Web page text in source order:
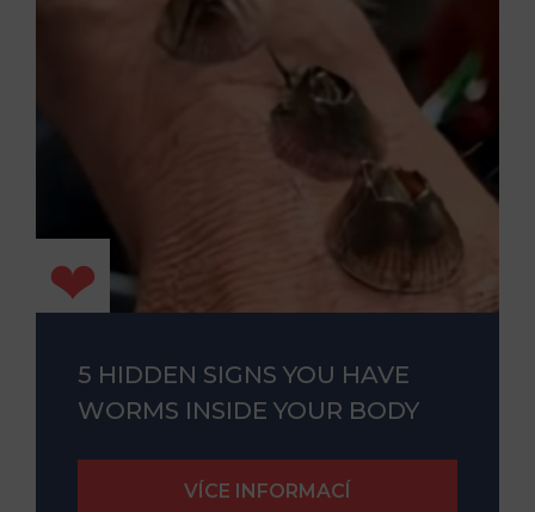
5 HIDDEN SIGNS YOU HAVE
WORMS INSIDE YOUR BODY